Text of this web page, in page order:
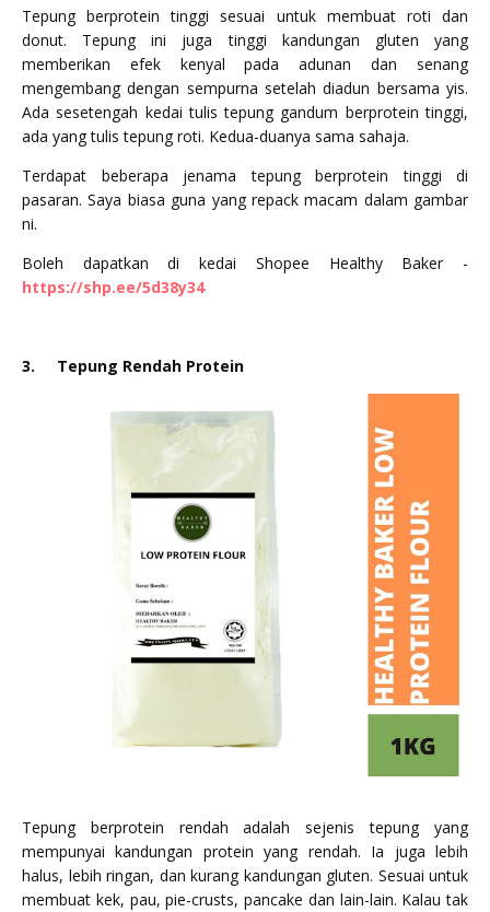
Tepung berprotein tinggi sesuai untuk membuat roti dan
donut. Tepung ini juga tinggi kandungan gluten yang
memberikan efek kenyal pada adunan dan senang
mengembang dengan sempurna setelah diadun bersama yis.
Ada sesetengah kedai tulis tepung gandum berprotein tinggi,
ada yang tulis tepung roti. Kedua-duanya sama sahaja.
Terdapat beberapa jenama tepung berprotein tinggi di
pasaran. Saya biasa guna yang repack macam dalam gambar
ni.
Boleh dapatkan di kedai Shopee Healthy Baker -
https://shp.ee/5d38y34
3. Tepung Rendah Protein
Tepung berprotein rendah adalah sejenis tepung yang
mempunyai kandungan protein yang rendah. Ia juga lebih
halus, lebih ringan, dan kurang kandungan gluten. Sesuai untuk
membuat kek, pau, pie-crusts, pancake dan lain-lain. Kalau tak